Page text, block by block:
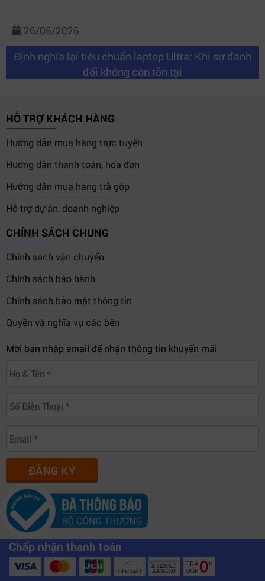
26/06/2026
Định nghĩa lại tiêu chuẩn laptop Ultra: Khi sự đánh
đổi không còn tồn tại
HỖ TRỢ KHÁCH HÀNG
Hướng dẫn mua hàng trực tuyến
Hướng dẫn thanh toán, hóa đơn
Hướng dẫn mua hàng trả góp
Hỗ trợ dự án, doanh nghiệp
CHÍNH SÁCH CHUNG
Chính sách vận chuyển
Chính sách bảo hành
Chính sách bảo mật thông tin
Quyền và nghĩa vụ các bên
Mời bạn nhập email để nhận thông tin khuyến mãi
ĐĂNG KÝ
Chấp nhận thanh toán